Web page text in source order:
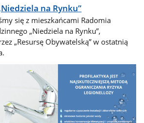
na Rynku”
się z mieszkańcami Radomia
„Niedziela na Rynku”,
„Resursę Obywatelską” w ostatnią